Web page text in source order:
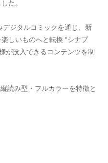
た。
デジタルコミックを通じ、新
しいものへと転換 “シナプ
が没入できるコンテンツを制
読み型・フルカラーを特徴と